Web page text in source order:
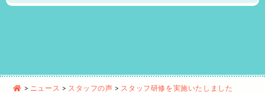
> ニュース > スタッフの声 > スタッフ研修を実施いたしました